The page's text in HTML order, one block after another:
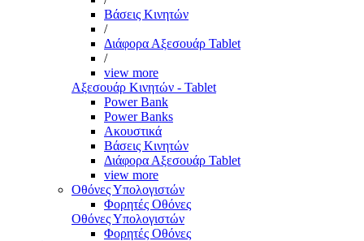
Βάσεις Κινητών
/
Διάφορα Αξεσουάρ Tablet
/
view more
Αξεσουάρ Κινητών - Tablet
Power Bank
Power Banks
Ακουστικά
Βάσεις Κινητών
Διάφορα Αξεσουάρ Tablet
view more
Οθόνες Υπολογιστών
Φορητές Οθόνες
Οθόνες Υπολογιστών
Φορητές Οθόνες